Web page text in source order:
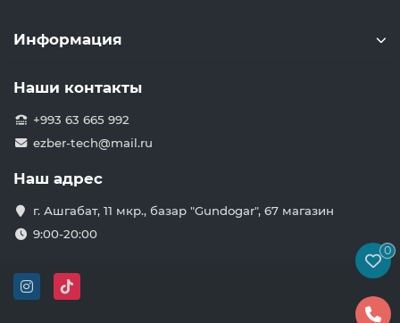
Информация
Наши контакты
+993 63 665 992
ezber-tech@mail.ru
Наш адрес
г. Ашгабат, 11 мкр., базар "Gundogar", 67 магазин
9:00-20:00
0